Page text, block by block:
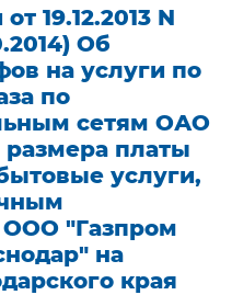
19.12.2013 N
Об
на услуги по
по
сетям ОАО
размера платы
услуги,
ООО "Газпром
на
края